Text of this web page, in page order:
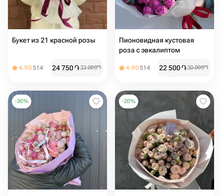
Букет из 21 красной розы
4.90514 24 750֏33 000֏
Пионовидная кустовая
роза с эвкалиптом
4.90514 22 500֏30 000֏
-30% -20%